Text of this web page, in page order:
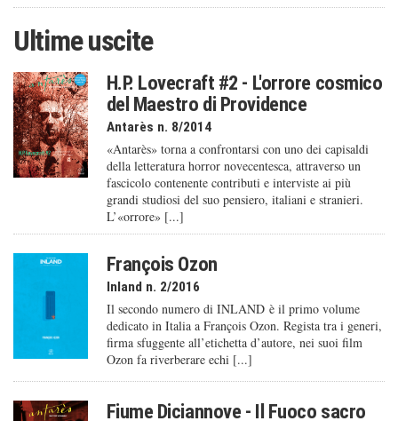
Ultime uscite
H.P. Lovecraft #2 - L'orrore cosmico
del Maestro di Providence
Antarès n. 8/2014
«Antarès» torna a confrontarsi con uno dei capisaldi
della letteratura horror novecentesca, attraverso un
fascicolo contenente contributi e interviste ai più
grandi studiosi del suo pensiero, italiani e stranieri.
L’«orrore» [...]
François Ozon
Inland n. 2/2016
Il secondo numero di INLAND è il primo volume
dedicato in Italia a François Ozon. Regista tra i generi,
firma sfuggente all’etichetta d’autore, nei suoi film
Ozon fa riverberare echi [...]
Fiume Diciannove - Il Fuoco sacro